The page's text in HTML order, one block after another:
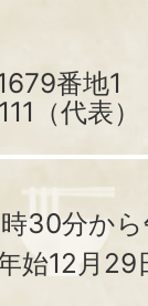
番地1
（代表）
30分か
始12月